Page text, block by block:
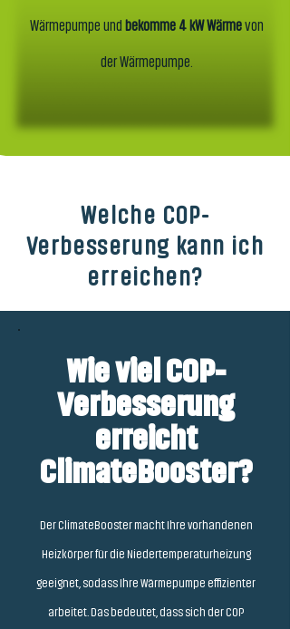
Wärmepumpe und bekomme 4 kW Wärmevon
der Wärmepumpe.
Welche COP-
Verbesserung kann ich
erreichen?
Wie viel COP-
Verbesserung
erreicht
ClimateBooster?
Der ClimateBooster macht Ihre vorhandenen
Heizkörper für die Niedertemperaturheizung
geeignet, sodass Ihre Wärmepumpe effizienter
arbeitet. Das bedeutet, dass sich der COP